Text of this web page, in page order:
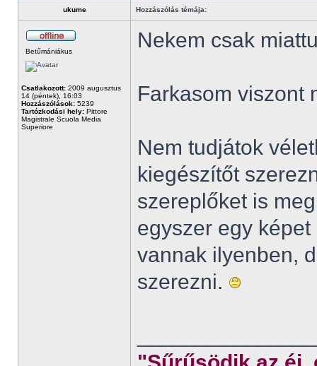
ukume Hozzászólás témája:
Betűmániákus
Csatlakozott: 2009 augusztus
14 (péntek), 16:03
Hozzászólások: 5239
Tartózkodási hely: Pittore
Magistrale Scuola Media
Superiore
Nekem csak
Farkasom viszont
Nem tudjátok
kiegészítőt
szereplőket is
egyszer egy
vannak ilyenben,
szerezni.